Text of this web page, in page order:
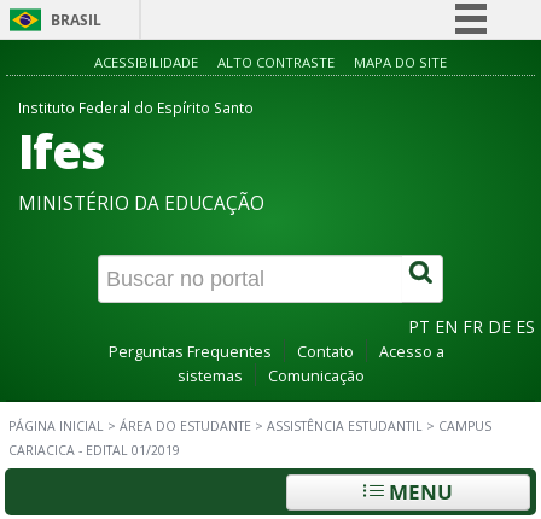
BRASIL
Simplifique!
Canais
ACESSIBILIDADE ALTO CONTRASTE MAPA DO SITE
Instituto Federal do Espírito Santo
Ifes
MINISTÉRIO DA EDUCAÇÃO
PT EN FR DE ES
Perguntas Frequentes Contato
Acesso a
sistemas
Comunicação
PÁGINA INICIAL > ÁREA DO ESTUDANTE > ASSISTÊNCIA ESTUDANTIL > CAMPUS
CARIACICA - EDITAL 01/2019
MENU